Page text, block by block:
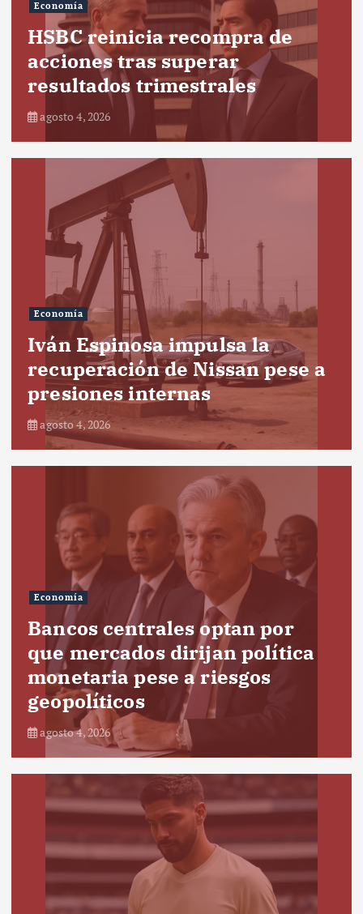
Economía
HSBC reinicia recompra de
acciones tras superar
resultados trimestrales
agosto 4, 2026
Economía
Iván Espinosa impulsa la
recuperación de Nissan pese a
presiones internas
agosto 4, 2026
Economía
Bancos centrales optan por
que mercados dirijan política
monetaria pese a riesgos
geopolíticos
agosto 4, 2026